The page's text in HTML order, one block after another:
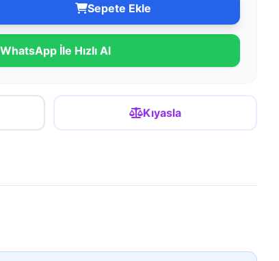
Sepete Ekle
WhatsApp İle Hızlı Al
Kıyasla